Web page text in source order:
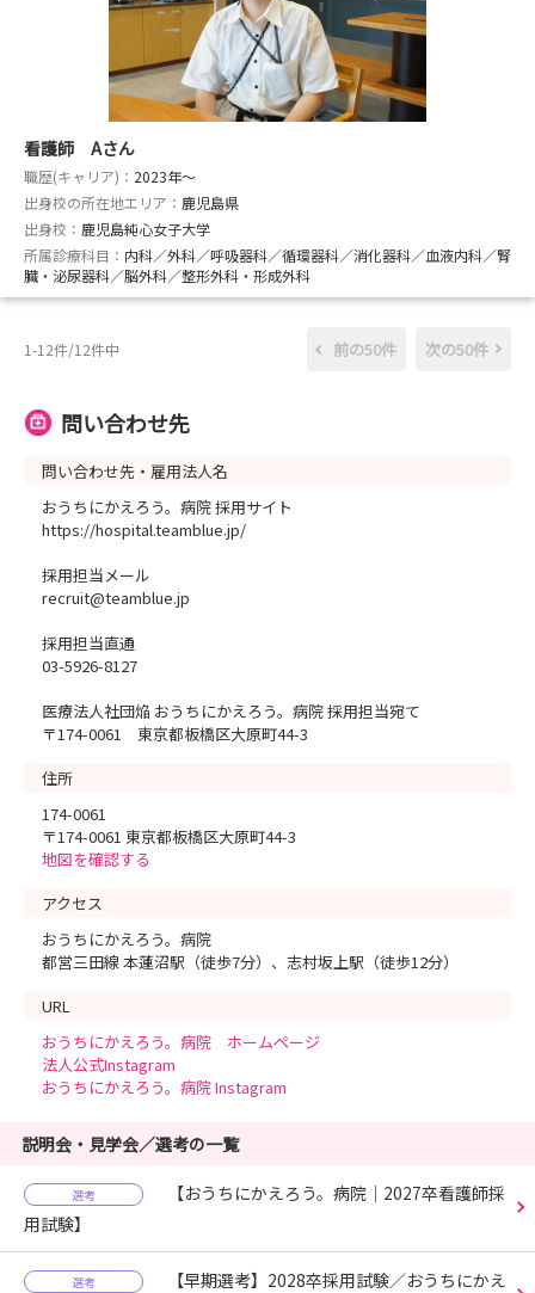
看護師 Aさん
職歴(キャリア)： 2023年〜
出身校の所在地エリア： 鹿児島県
出身校： 鹿児島純心女子大学
所属診療科目： 内科／外科／呼吸器科／循環器科／消化器科／血液内科／腎
臓・泌尿器科／脳外科／整形外科・形成外科
1-12件/12件中 前の50件 次の50件
問い合わせ先
問い合わせ先・雇用法人名
おうちにかえろう。病院 採用サイト
https://hospital.teamblue.jp/
採用担当メール
recruit@teamblue.jp
採用担当直通
03-5926-8127
医療法人社団焔 おうちにかえろう。病院 採用担当宛て
〒174-0061 東京都板橋区大原町44-3
住所
174-0061
〒174-0061 東京都板橋区大原町44-3
地図を確認する
アクセス
おうちにかえろう。病院
都営三田線 本蓮沼駅（徒歩7分）、志村坂上駅（徒歩12分）
URL
おうちにかえろう。病院 ホームページ
法人公式Instagram
おうちにかえろう。病院 Instagram
説明会・見学会／選考の一覧
選考
【おうちにかえろう。病院｜2027卒看護師採
用試験】
選考
【早期選考】2028卒採用試験／おうちにかえ